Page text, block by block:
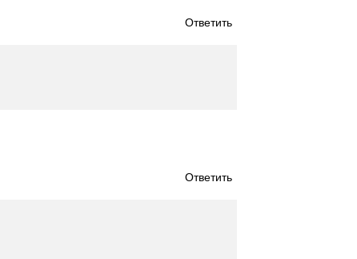
Ответить
Ответить